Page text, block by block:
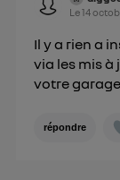
Le14
Il y a rien a
via les mis
votre garage
répondre